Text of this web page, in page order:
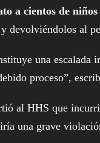
a cientos de
devolviéndolos al
una escalada
proceso”,
al HHS que
una grave